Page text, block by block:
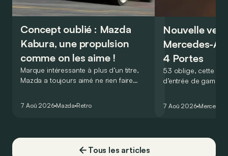
Concept oublié : Mazda
Kabura, une propulsion
comme on les aime !
Marque intéressante à plus d’un titre,
Mazda a toujours aimé ne rien faire
de la plus belle des manières…
7 Aoû 2026 Mazda Retro
Nouvelle
Mercedes-
4 Portes
53 oblige, cette
d’entrée de
moins…
7 Aoû 2026 Mercedes
Tous les articles